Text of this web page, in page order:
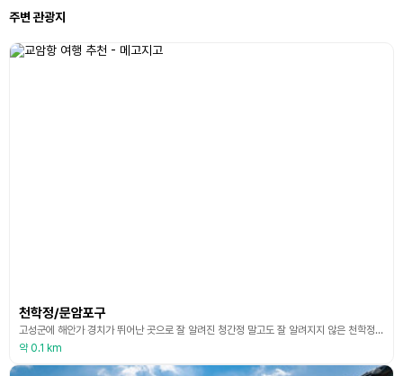
주변 관광지
천학정/문암포구
고성군에 해안가 경치가 뛰어난 곳으로 잘 알려진 청간정 말고도 잘 알려지지 않은 천학정이 있는데, 청간정에서 북으로 10분 정도 달려 아야진 고개를 넘어 교암리라는 마을에 위치하고 있다. 천학정은 1931년 지방유지 한치응, 최순문, 김성운 등이 발의하여 정면 2칸, 측면 2칸, 겹처마 팔각지붕의 단층으로 건립되었으며 정자의 정면에는 천학정 현판이 게판 되어 있고, 정자 내에는 천학정기와 그 좌측으로 천학정 시판이 게판 되어 있다. 천학정은 동해의 신비
약 0.1 km